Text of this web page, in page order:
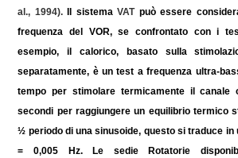
al., 1994).Il sistemaVATpuò essere
frequenza del VOR, se confrontato con i
esempio, il calorico, basato sulla
separatamente, è un test a frequenza ultra-
tempo per stimolare termicamente il canale
secondi per raggiungere un equilibrio termico
½ periodo di una sinusoide, questo si traduce in
= 0,005 Hz. Le sedie Rotatorie